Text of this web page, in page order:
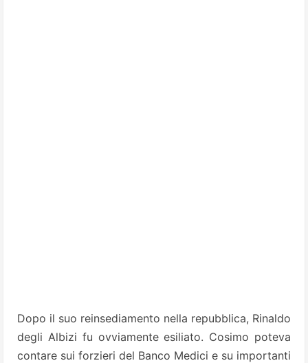
Dopo il suo reinsediamento nella repubblica, Rinaldo
degli Albizi fu ovviamente esiliato. Cosimo poteva
contare sui forzieri del Banco Medici e su importanti